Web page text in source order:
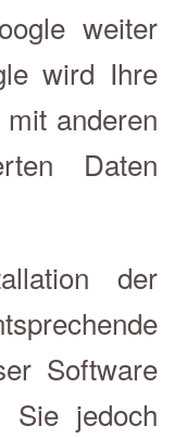
weiter
wird Ihre
anderen
Daten
der
Software
Sie jedoch